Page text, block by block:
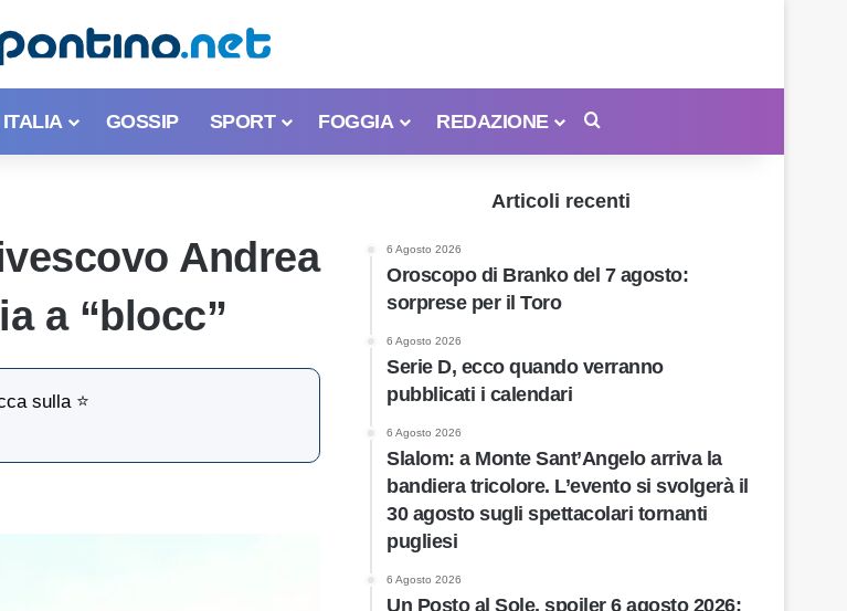
GOSSIP SPORT FOGGIA REDAZIONE
Andrea
a “blocc”
sulla ⭐
Articoli recenti
6 Agosto 2026
Oroscopo di Branko del 7 agosto:
sorprese per il Toro
6 Agosto 2026
Serie D, ecco quando verranno
pubblicati i calendari
6 Agosto 2026
Slalom: a Monte Sant’Angelo arriva la
bandiera tricolore. L’evento si svolgerà il
30 agosto sugli spettacolari tornanti
pugliesi
6 Agosto 2026
Un Posto al Sole, spoiler 6 agosto 2026: